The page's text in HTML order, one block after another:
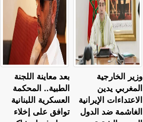
بعد معاينة اللجنة
الطبية.. المحكمة
العسكرية اللبنانية
توافق على إخلاء
وزير الخارجية
المغربي يدين
الاعتداءات الإيرانية
الغاشمة ضد الدول